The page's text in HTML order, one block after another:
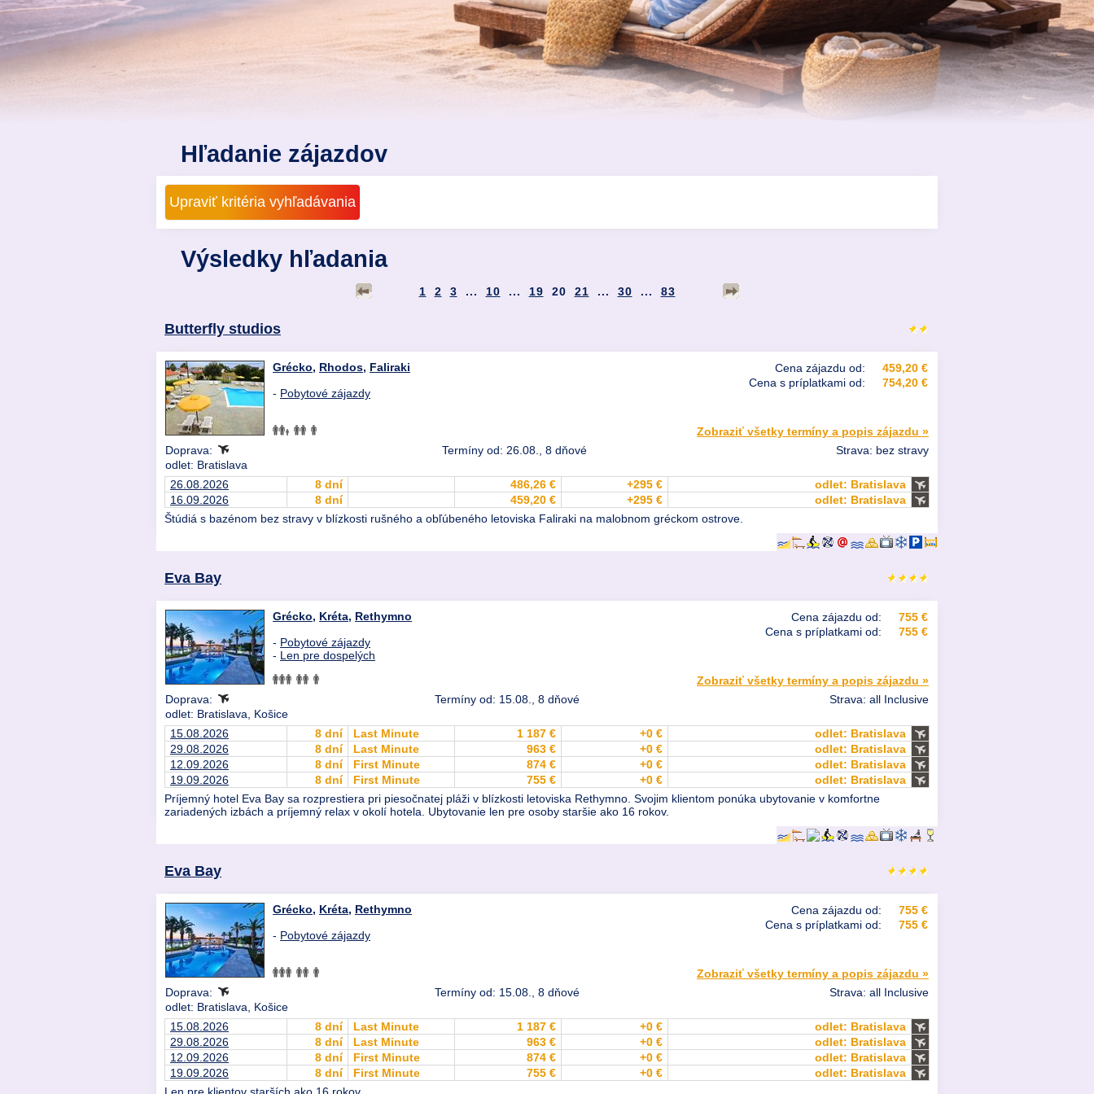
Hľadanie zájazdov
Výsledky hľadania
1 2 3 ... 10 ... 19 20 21 ... 30 ... 83
Butterfly studios
Cena zájazdu od:
459,20 €
Cena s príplatkami od:
754,20 €
Grécko, Rhodos, Faliraki
- Pobytové zájazdy
Zobraziť všetky termíny a popis zájazdu »
Doprava:
Termíny od: 26.08., 8 dňové
Strava: bez stravy
odlet: Bratislava
26.08.2026
8 dní 486,26 € +295 €
odlet: Bratislava
16.09.2026
8 dní 459,20 € +295 €
odlet: Bratislava
Štúdiá s bazénom bez stravy v blízkosti rušného a obľúbeného letoviska Faliraki na malobnom gréckom ostrove.
Eva Bay
Cena zájazdu od:
755 €
Cena s príplatkami od:
755 €
Grécko, Kréta, Rethymno
- Pobytové zájazdy
- Len pre dospelých
Zobraziť všetky termíny a popis zájazdu »
Doprava:
Termíny od: 15.08., 8 dňové
Strava: all Inclusive
odlet: Bratislava, Košice
15.08.2026
8 dní Last Minute 1 187 € +0 €
odlet: Bratislava
29.08.2026
8 dní Last Minute 963 € +0 €
odlet: Bratislava
12.09.2026
8 dní First Minute 874 € +0 €
odlet: Bratislava
19.09.2026
8 dní First Minute 755 € +0 €
odlet: Bratislava
Príjemný hotel Eva Bay sa rozprestiera pri piesočnatej pláži v blízkosti letoviska Rethymno. Svojim klientom ponúka ubytovanie v komfortne
zariadených izbách a príjemný relax v okolí hotela. Ubytovanie len pre osoby staršie ako 16 rokov.
Eva Bay
Cena zájazdu od:
755 €
Cena s príplatkami od:
755 €
Grécko, Kréta, Rethymno
- Pobytové zájazdy
Zobraziť všetky termíny a popis zájazdu »
Doprava:
Termíny od: 15.08., 8 dňové
Strava: all Inclusive
odlet: Bratislava, Košice
15.08.2026
8 dní Last Minute 1 187 € +0 €
odlet: Bratislava
29.08.2026
8 dní Last Minute 963 € +0 €
odlet: Bratislava
12.09.2026
8 dní First Minute 874 € +0 €
odlet: Bratislava
19.09.2026
8 dní First Minute 755 € +0 €
odlet: Bratislava